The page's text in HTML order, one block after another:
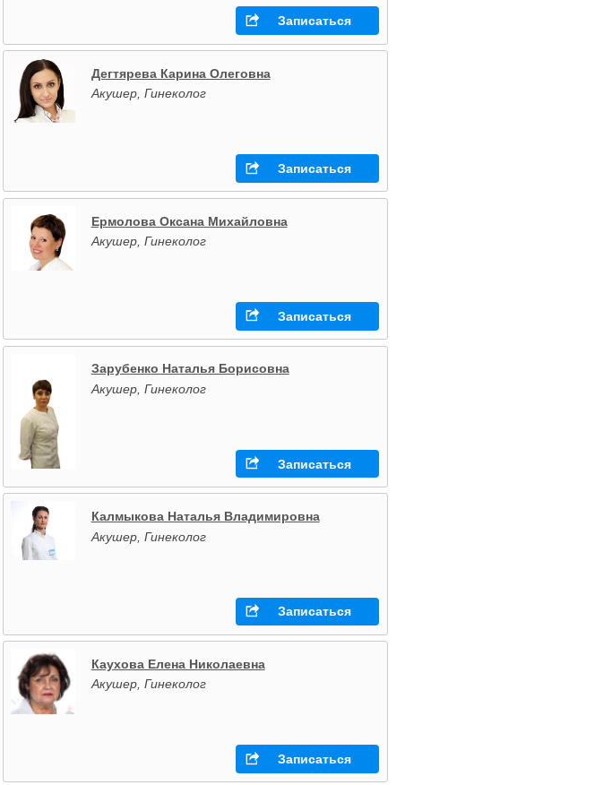
Записаться
Дегтярева Карина Олеговна
Акушер, Гинеколог
Записаться
Ермолова Оксана Михайловна
Акушер, Гинеколог
Записаться
Зарубенко Наталья Борисовна
Акушер, Гинеколог
Записаться
Калмыкова Наталья Владимировна
Акушер, Гинеколог
Записаться
Каухова Елена Николаевна
Акушер, Гинеколог
Записаться